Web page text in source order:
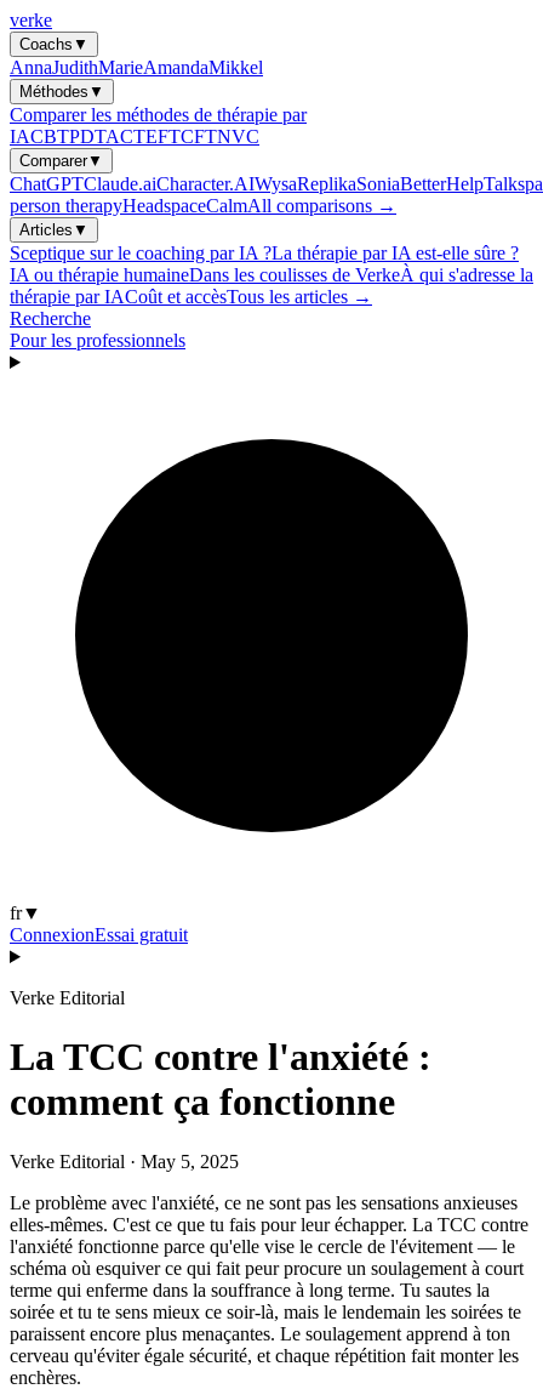
verke
Coachs ▼
AnnaJudithMarieAmandaMikkel
Méthodes ▼
Comparer les méthodes de thérapie par
IACBTPDTACTEFTCFTNVC
Comparer▼
ChatGPTClaude.aiCharacter.AIWysaReplikaSoniaBetterHelp
person therapyHeadspaceCalmAll comparisons →
Articles ▼
Sceptique sur le coaching par IA ?La thérapie par IA est-elle sûre ?
IA ou thérapie humaineDans les coulisses de VerkeÀ qui s'adresse la
thérapie par IACoût et accèsTous les articles →
Recherche
Pour les professionnels
fr▼
ConnexionEssai gratuit
Verke Editorial
La TCC contre l'anxiété :
comment ça fonctionne
Verke Editorial · May 5, 2025
Le problème avec l'anxiété, ce ne sont pas les sensations anxieuses
elles-mêmes. C'est ce que tu fais pour leur échapper. La TCC contre
l'anxiété fonctionne parce qu'elle vise le cercle de l'évitement — le
schéma où esquiver ce qui fait peur procure un soulagement à court
terme qui enferme dans la souffrance à long terme. Tu sautes la
soirée et tu te sens mieux ce soir-là, mais le lendemain les soirées te
paraissent encore plus menaçantes. Le soulagement apprend à ton
cerveau qu'éviter égale sécurité, et chaque répétition fait monter les
enchères.